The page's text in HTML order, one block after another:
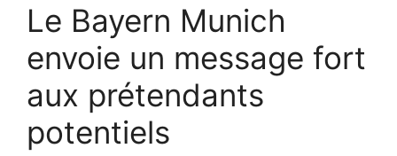
Le Bayern Munich
envoie un message fort
aux prétendants
potentiels